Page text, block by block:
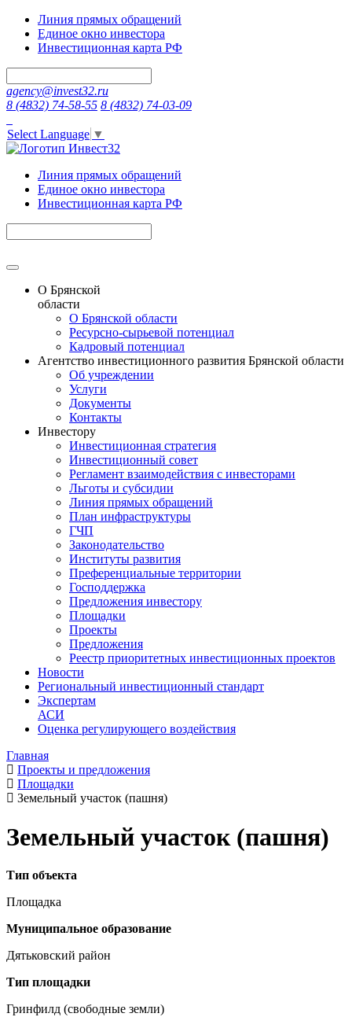
Линия прямых обращений
Единое окно инвестора
Инвестиционная карта РФ
agency@invest32.ru
8 (4832) 74-58-55 8 (4832) 74-03-09
Select Language ▼
Линия прямых обращений
Единое окно инвестора
Инвестиционная карта РФ
О Брянской
области
О Брянской области
Ресурсно-сырьевой потенциал
Кадровый потенциал
Агентство инвестиционного развития Брянской области
Об учреждении
Услуги
Документы
Контакты
Инвестору
Инвестиционная стратегия
Инвестиционный совет
Регламент взаимодействия с инвесторами
Льготы и субсидии
Линия прямых обращений
План инфраструктуры
ГЧП
Законодательство
Институты развития
Преференциальные территории
Господдержка
Предложения инвестору
Площадки
Проекты
Предложения
Реестр приоритетных инвестиционных проектов
Новости
Региональный инвестиционный стандарт
Экспертам
АСИ
Оценка регулирующего воздействия
Главная
Проекты и предложения
Площадки
Земельный участок (пашня)
Земельный участок (пашня)
Тип объекта
Площадка
Муниципальное образование
Дятьковский район
Тип площадки
Гринфилд (свободные земли)